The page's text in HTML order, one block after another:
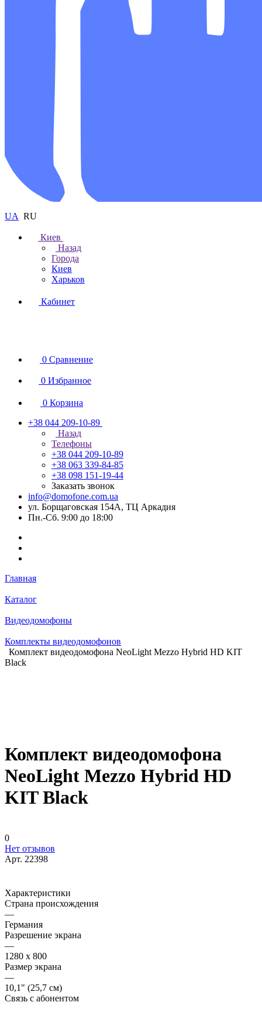
UA RU
Киев
Назад
Города
Киев
Харьков
Кабинет
0 Сравнение
0 Избранное
0 Корзина
+38 044 209-10-89
Назад
Телефоны
+38 044 209-10-89
+38 063 339-84-85
+38 098 151-19-44
Заказать звонок
info@domofone.com.ua
ул. Борщаговская 154А, ТЦ Аркадия
Пн.-Сб. 9:00 до 18:00
Главная
Каталог
Видеодомофоны
Комплекты видеодомофонов
Комплект видеодомофона NeoLight Mezzo Hybrid HD KIT
Black
Комплект видеодомофона
NeoLight Mezzo Hybrid HD
KIT Black
0
Нет отзывов
Арт. 22398
Характеристики
Страна происхождения
—
Германия
Разрешение экрана
—
1280 х 800
Размер экрана
—
10,1" (25,7 см)
Связь с абонентом